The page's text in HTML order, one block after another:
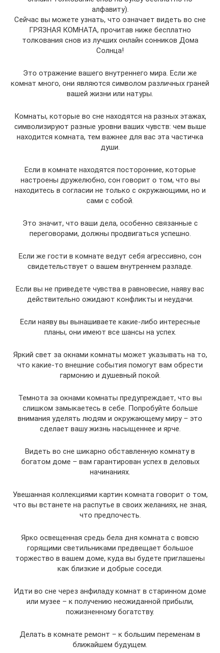
алфавиту).
Сейчас вы можете узнать, что означает видеть во сне
ГРЯЗНАЯ КОМНАТА, прочитав ниже бесплатно
толкования снов из лучших онлайн сонников Дома
Солнца!
Это отражение вашего внутреннего мира. Если же
комнат много, они являются символом различных граней
вашей жизни или натуры.
Комнаты, которые во сне находятся на разных этажах,
символизируют разные уровни ваших чувств: чем выше
находится комната, тем важнее для вас эта частичка
души.
Если в комнате находятся посторонние, которые
настроены дружелюбно, сон говорит о том, что вы
находитесь в согласии не только с окружающими, но и
сами с собой.
Это значит, что ваши дела, особенно связанные с
переговорами, должны продвигаться успешно.
Если же гости в комнате ведут себя агрессивно, сон
свидетельствует о вашем внутреннем разладе.
Если вы не приведете чувства в равновесие, наяву вас
действительно ожидают конфликты и неудачи.
Если наяву вы вынашиваете какие-либо интересные
планы, они имеют все шансы на успех.
Яркий свет за окнами комнаты может указывать на то,
что какие-то внешние события помогут вам обрести
гармонию и душевный покой.
Темнота за окнами комнаты предупреждает, что вы
слишком замыкаетесь в себе. Попробуйте больше
внимания уделять людям и окружающему миру – это
сделает вашу жизнь насыщеннее и ярче.
Видеть во сне шикарно обставленную комнату в
богатом доме – вам гарантирован успех в деловых
начинаниях.
Увешанная коллекциями картин комната говорит о том,
что вы встанете на распутье в своих желаниях, не зная,
что предпочесть.
Ярко освещенная средь бела дня комната с вовсю
горящими светильниками предвещает большое
торжество в вашем доме, куда вы будете приглашены
как близкие и добрые соседи.
Идти во сне через анфиладу комнат в старинном доме
или музее – к получению неожиданной прибыли,
пожизненному богатству.
Делать в комнате ремонт – к большим переменам в
ближайшем будущем.